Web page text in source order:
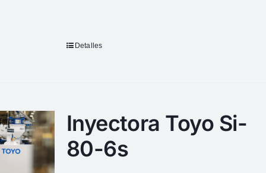
Detalles
Inyectora Toyo Si-
80-6s